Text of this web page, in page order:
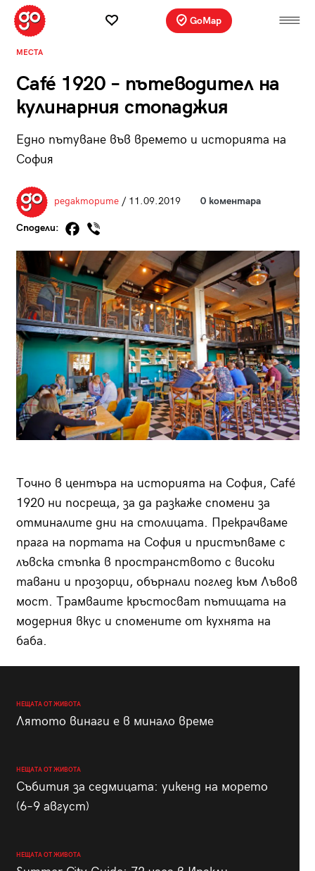
GoMap
МЕСТА
Café 1920 – пътеводител на
кулинарния стопаджия
Едно пътуване във времето и историята на
София
редакторите/ 11.09.2019 0 коментара
Сподели:
Точно в центъра на историята на София, Café
1920 ни посреща, за да разкаже спомени за
отминалите дни на столицата. Прекрачваме
прага на портата на София и пристъпваме с
лъвска стъпка в пространството с високи
тавани и прозорци, обърнали поглед към Лъвов
мост. Трамваите кръстосват пътищата на
модерния вкус и спомените от кухнята на
баба.
НЕЩАТА ОТ ЖИВОТА
Лятото винаги е в минало време
НЕЩАТА ОТ ЖИВОТА
Събития за седмицата: уикенд на морето
(6–9 август)
НЕЩАТА ОТ ЖИВОТА